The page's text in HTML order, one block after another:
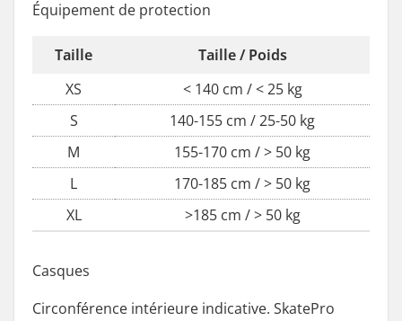
Équipement de protection
Taille
Taille / Poids
XS
< 140 cm / < 25 kg
S
140-155 cm / 25-50 kg
M
155-170 cm / > 50 kg
L
170-185 cm / > 50 kg
XL
>185 cm / > 50 kg
Casques
Circonférence intérieure indicative. SkatePro